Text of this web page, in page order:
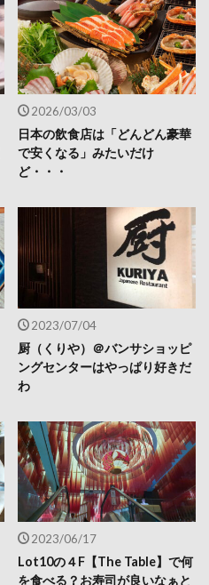
2026/03/03
日本の飲食店は「どんどん豪華
で安くなる」みたいだけ
ど・・・
2023/07/04
厨（くりや）＠バンサショッピ
ングセンターはやっぱり好きだ
わ
2023/06/17
Lot10の４F【The Table】で何
を食べる？お寿司が良いなぁと